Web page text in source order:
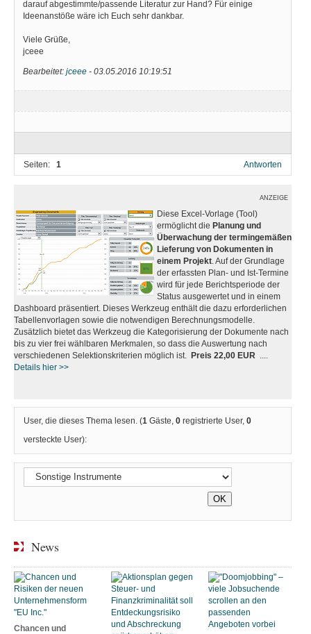
darauf abgestimmte/passende Literatur zur Hand? Für einige
Ideenanstöße wäre ich Euch sehr dankbar.
Viele Grüße,
jceee
Bearbeitet: jceee - 03.05.2016 10:19:51
Seiten: 1 Antworten
ANZEIGE
Diese Excel-Vorlage (Tool)
ermöglicht die Planung und
Überwachung der termingemäßen
Lieferung von Dokumenten in
einem Projekt . Auf der Grundlage
der erfassten Plan- und Ist-Termine
wird für jede Berichtsperiode der
Status ausgewertet und in einem
Dashboard präsentiert. Dieses Werkzeug enthält die dazu erforderlichen
Tabellenvorlagen sowie die notwendigen Berechnungsmodelle.
Zusätzlich bietet das Werkzeug die Kategorisierung der Dokumente nach
bis zu vier frei wählbaren Merkmalen, so dass die Auswertung nach
verschiedenen Selektionskriterien möglich ist. Preis 22,00 EUR
Details hier >>
User, die dieses Thema lesen. (1 Gäste,0 registrierte User,0
versteckte User):
News
Chancen und